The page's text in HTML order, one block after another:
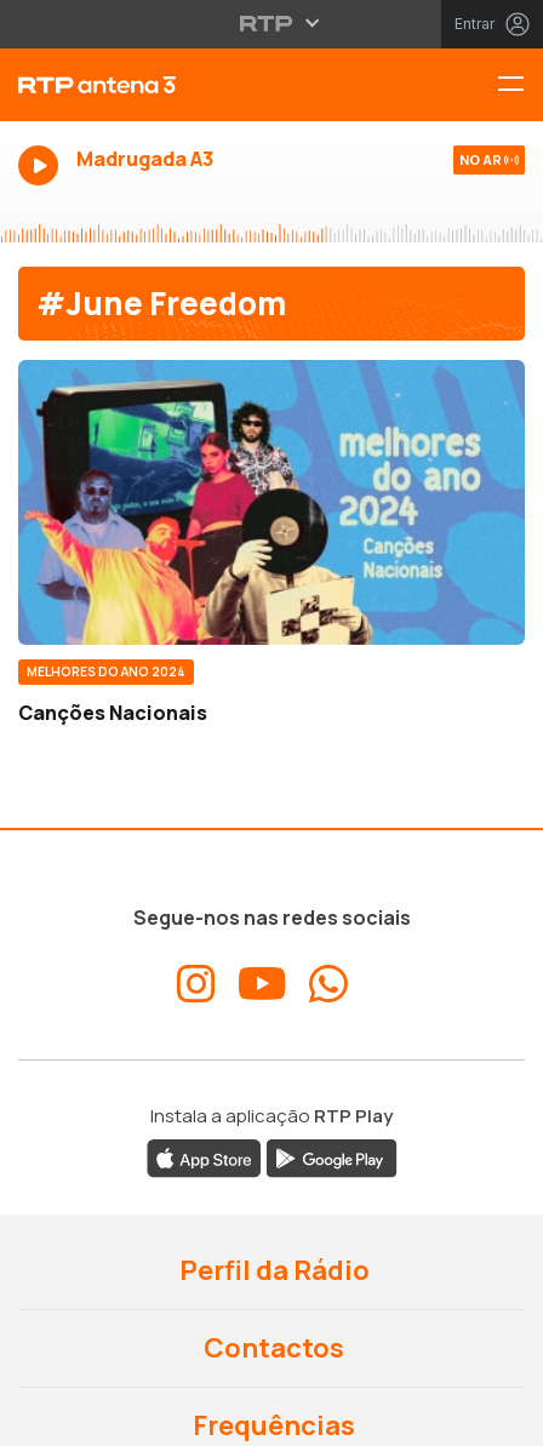
Entrar
Madrugada A3 NO AR
#June Freedom
MELHORES DO ANO 2024
Canções Nacionais
Segue-nos nas redes sociais
Instala a aplicação RTP Play
Perfil da Rádio
Contactos
Frequências